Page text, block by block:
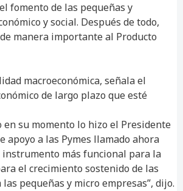
fomento de las pequeñas y
y social. Después de todo,
manera importante al Producto
macroeconómica, señala el
de largo plazo que esté
en su momento lo hizo el Presidente
apoyo a las Pymes llamado ahora
instrumento más funcional para la
el crecimiento sostenido de las
pequeñas y micro empresas”, dijo.